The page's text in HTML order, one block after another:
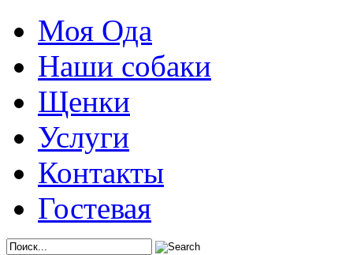
Моя Ода
Наши собаки
Щенки
Услуги
Контакты
Гостевая